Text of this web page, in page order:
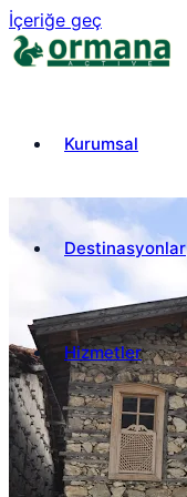
İçeriğe geç
Kurumsal
Destinasyonlar
Hizmetler
₺TRY